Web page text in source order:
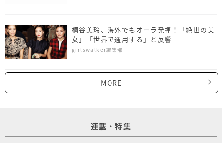
桐谷美玲、海外でもオーラ発揮！「絶世の美
女」「世界で通用する」と反響
girlswalker編集部
MORE
連載・特集